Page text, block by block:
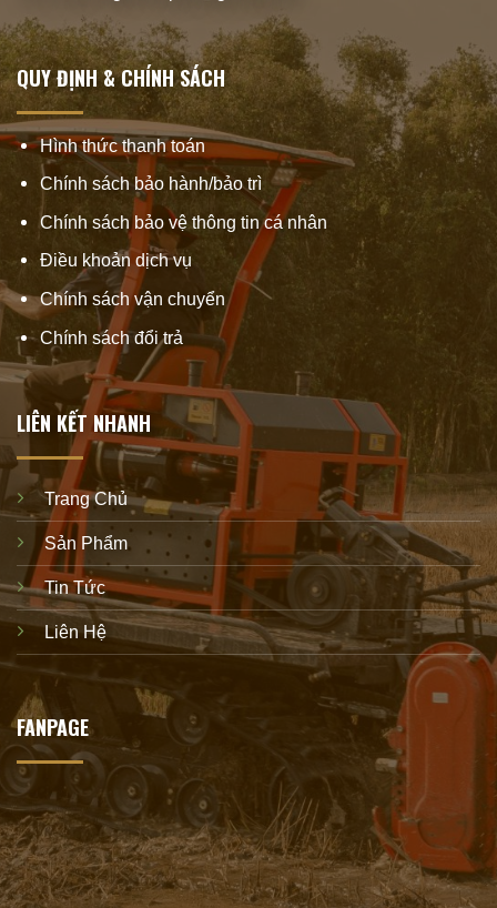
QUY ĐỊNH & CHÍNH SÁCH
Hình thức thanh toán
Chính sách bảo hành/bảo trì
Chính sách bảo vệ thông tin cá nhân
Điều khoản dịch vụ
Chính sách vận chuyển
Chính sách đổi trả
LIÊN KẾT NHANH
Trang Chủ
Sản Phẩm
Tin Tức
Liên Hệ
FANPAGE